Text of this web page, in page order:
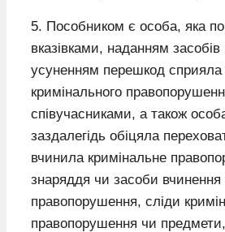
5. Пособником є особа, яка
вказівками, наданням
усуненням перешкод
кримінального
співучасниками, а також
заздалегідь обіцяла
вчинила кримінальне
знаряддя чи засоби вчинення
правопорушення, сліди
правопорушення чи предмети,